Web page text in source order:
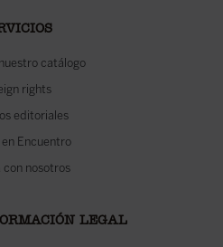
catálogo
rights
editoriales
en Encuentro
con nosotros
LEGAL